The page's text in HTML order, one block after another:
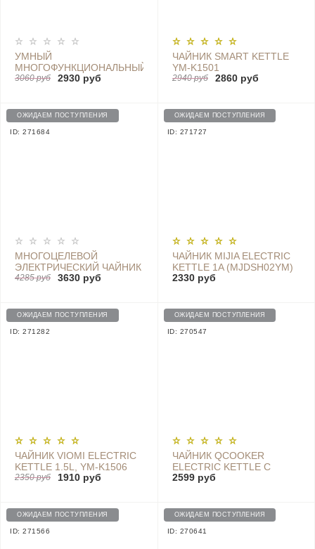
УМНЫЙ
МНОГОФУНКЦИОНАЛЬНЫЙ
ЧАЙНИК HOME
WHITE - MYSH0E1ACM
3060 руб 2930 руб
ЧАЙНИК SMART KETTLE
YM-K1501
2940 руб 2860 руб
ОЖИДАЕМ ПОСТУПЛЕНИЯ
ID: 271684
МНОГОЦЕЛЕВОЙ
ЭЛЕКТРИЧЕСКИЙ ЧАЙНИК
MIJIA MULTIFUNCTIONAL
4285 руб 3630 руб
ОЖИДАЕМ ПОСТУПЛЕНИЯ
ID: 271727
ЧАЙНИК MIJIA ELECTRIC
KETTLE 1A (MJDSH02YM)
1.5Л, WHITE
2330 руб
ОЖИДАЕМ ПОСТУПЛЕНИЯ
ID: 271282
ЧАЙНИК VIOMI ELECTRIC
KETTLE 1.5L, YM-K1506
2350 руб 1910 руб
ОЖИДАЕМ ПОСТУПЛЕНИЯ
ID: 270547
ЧАЙНИК QCOOKER
ELECTRIC KETTLE С
ДАТЧИКОМ
2599 руб
ОЖИДАЕМ ПОСТУПЛЕНИЯ
ID: 271566
ОЖИДАЕМ ПОСТУПЛЕНИЯ
ID: 270641